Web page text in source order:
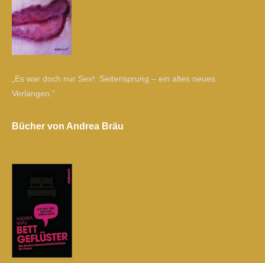
„Es war doch nur Sex!: Seitensprung – ein altes neues
Verlangen.“
Bücher von Andrea Bräu